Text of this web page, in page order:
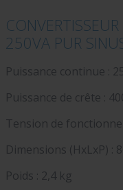
250VA PUR
Puissance continue :
Puissance de crête :
Tension de
Dimensions (HxLxP) :
Poids : 2,4 kg